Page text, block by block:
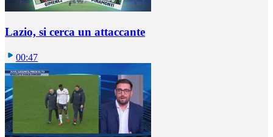
Lazio, si cerca un attaccante
00:47